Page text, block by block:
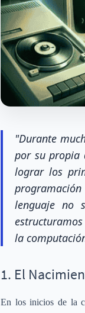
"Durante
por su propia
lograr los
lenguaje no
la
1. El
En los inicios de la